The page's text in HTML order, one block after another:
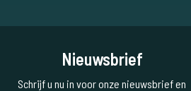
Nieuwsbrief
Schrijf u nu in voor onze nieuwsbrief en